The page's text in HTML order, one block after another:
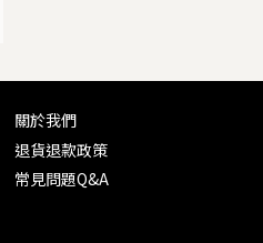
關於我們
退貨退款政策
常見問題Q&A